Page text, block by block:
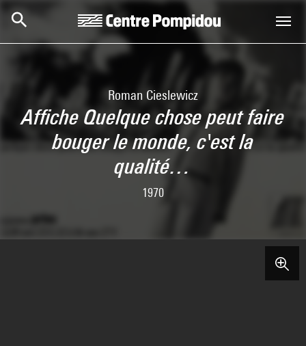
Roman Cieslewicz
Affiche Quelque chose peut faire
bouger le monde, c'est la
qualité…
1970